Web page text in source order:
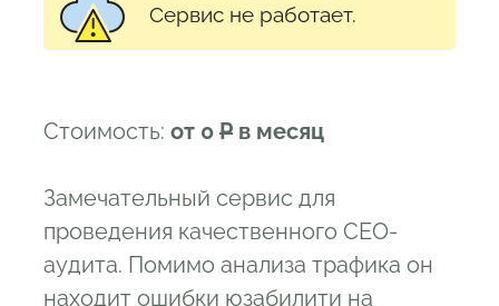
Сервис не работает.
Стоимость: от 0 Р в месяц
Замечательный сервис для
проведения качественного СЕО-
аудита. Помимо анализа трафика он
находит ошибки юзабилити на